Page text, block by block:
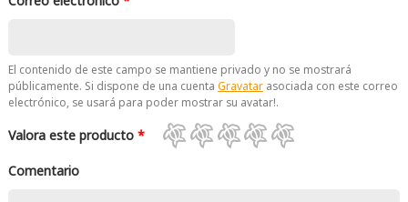
El contenido de este campo se mantiene privado y no se mostrará
públicamente. Si dispone de una cuenta Gravatarasociada con este correo
electrónico, se usará para poder mostrar su avatar!.
Valora este producto *
Comentario